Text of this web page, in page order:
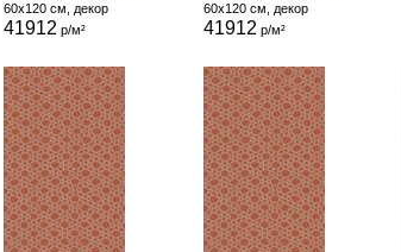
60x120 см, декор
41912 р/м²
60x120 см, декор
41912 р/м²